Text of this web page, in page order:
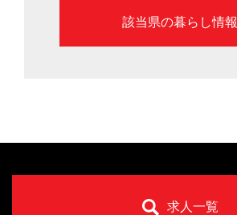
該当県の暮らし情報
求人一覧